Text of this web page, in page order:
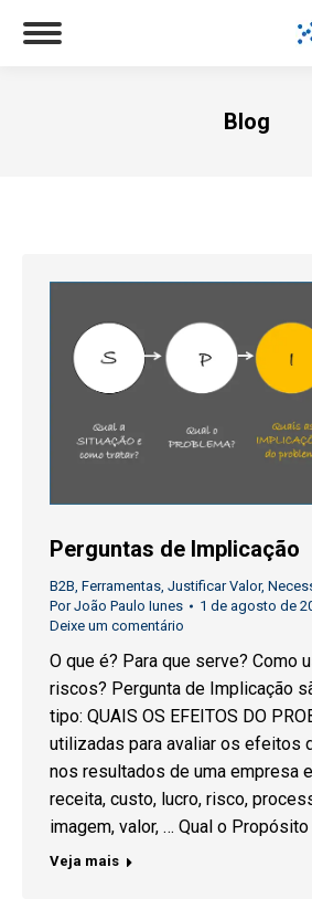
Blog
Perguntas de Implicação
B2B Ferramentas Justificar Valor,
PorJoão Paulo Iunes
1 de agosto de
Deixe um comentário
O que é? Para que serve? Como
riscos? Pergunta de Implicação
tipo: QUAIS OS EFEITOS DO
utilizadas para avaliar os efeitos
nos resultados de uma empresa
receita, custo, lucro, risco,
imagem, valor, … Qual o
Veja mais